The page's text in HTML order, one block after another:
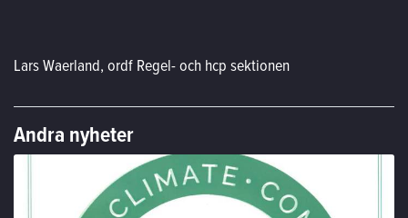
Lars Waerland, ordf Regel- och hcp sektionen
Andra nyheter